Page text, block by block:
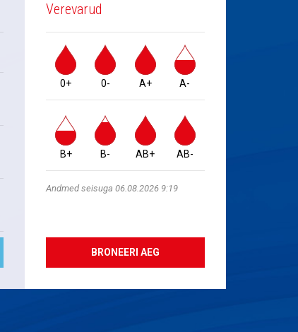
Verevarud
0+ 0- A+ A-
B+ B- AB+ AB-
Andmed seisuga 06.08.2026 9:19
BRONEERI AEG